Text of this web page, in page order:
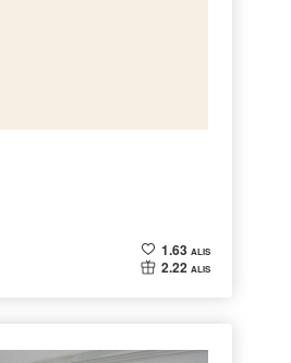
1.63 ALIS
2.22 ALIS